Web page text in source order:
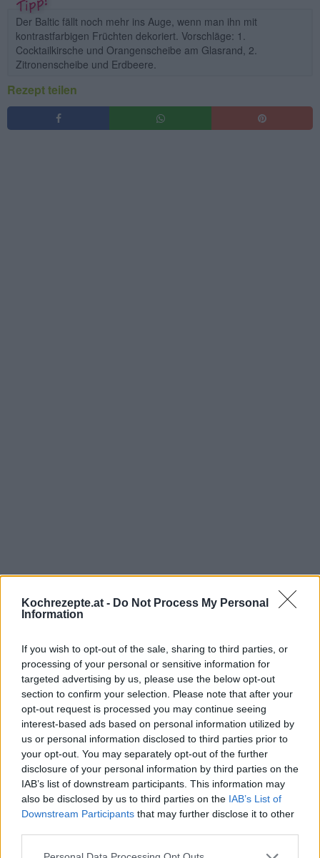
Kochrezepte.at - Do Not Process My Personal
Information
If you wish to opt-out of the sale, sharing to third parties, or
processing of your personal or sensitive information for
targeted advertising by us, please use the below opt-out
section to confirm your selection. Please note that after your
opt-out request is processed you may continue seeing
interest-based ads based on personal information utilized by
us or personal information disclosed to third parties prior to
your opt-out. You may separately opt-out of the further
disclosure of your personal information by third parties on the
IAB’s list of downstream participants. This information may
also be disclosed by us to third parties on the IAB’s List of
Downstream Participants that may further disclose it to other
Der Baltic fällt noch mehr ins Auge, wenn man ihn mit
kontrastfarbigen Früchten dekoriert. Vorschläge: 1.
Cocktailkirsche und Orangenscheibe am Glasrand, 2.
Zitronenscheibe und Erdbeere.
Rezept teilen
Frische Cocktails Fruchtige Cocktails /
Starke Cocktails
Ähnliche Rezepte
Mandarin Manhattan Cocktail
Leicht
Bloody Mary
Leicht
Kokos Winter